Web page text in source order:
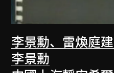
李景勳、雷煥庭
李景勳